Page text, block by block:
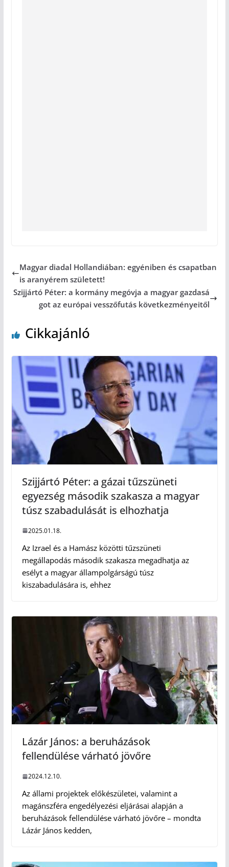
Magyar diadal Hollandiában: egyéniben és csapatban
is aranyérem született!
Szijjártó Péter: a kormány megóvja a magyar gazdasá
got az európai vesszőfutás következményeitől
Cikkajánló
Szijjártó Péter: a gázai tűzszüneti
egyezség második szakasza a magyar
túsz szabadulását is elhozhatja
2025.01.18.
Az Izrael és a Hamász közötti tűzszüneti
megállapodás második szakasza megadhatja az
esélyt a magyar állampolgárságú túsz
kiszabadulására is, ehhez
Lázár János: a beruházások
fellendülése várható jövőre
2024.12.10.
Az állami projektek előkészületei, valamint a
magánszféra engedélyezési eljárásai alapján a
beruházások fellendülése várható jövőre – mondta
Lázár János kedden,